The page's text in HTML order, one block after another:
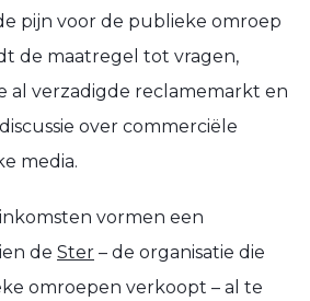
pijn voor de publieke omroep
de maatregel tot vragen,
al verzadigde reclamemarkt en
over commerciële
media.
vormen een
de Ster – de organisatie die
omroepen verkoopt – al te